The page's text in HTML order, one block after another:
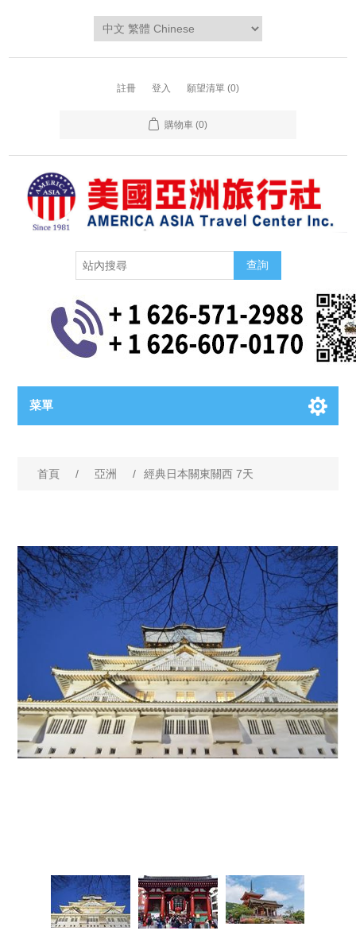
註冊 登入 願望清單 (0)
購物車 (0)
菜單
首頁 / 亞洲 / 經典日本關東關西 7天